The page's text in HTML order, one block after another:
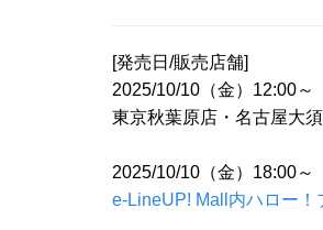
[発売日/販売店舗]
2025/10/10（金）12:00～
東京秋葉原店・名古屋大
2025/10/10（金）18:00～
e-LineUP! Mall内ハロー